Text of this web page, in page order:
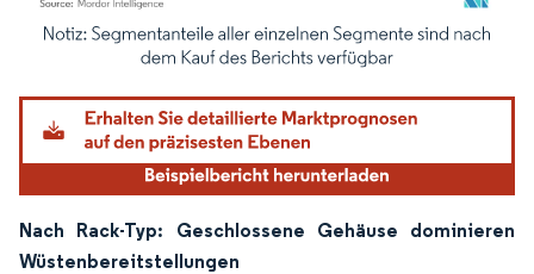
Bild © Mordor Intelligence. Wiederverwendung erfordert Namensnennung
Nach Rack-Typ: Geschlossene Gehäuse dominieren
Wüstenbereitstellungen